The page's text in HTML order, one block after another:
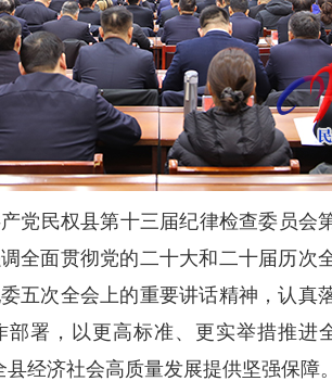
民权县第十三届纪律检查委员会
全面贯彻党的二十大和二十届历次
五次全会上的重要讲话精神，认真
部署，以更高标准、更实举措推进
经济社会高质量发展提供坚强保障